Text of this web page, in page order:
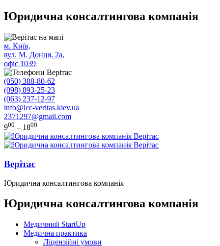
Юридична консалтингова компанія
м. Київ,
вул. М. Донця, 2а,
офіс 1039
(050) 388-80-62
(098) 893-25-23
(063) 237-12-97
info@lcc-veritas.kiev.ua
2371297@gmail.com
900 – 1800
Верітас
Юридична консалтингова компанія
Юридична консалтингова компанія
Медичний StartUp
Медична практика
Ліцензійні умови